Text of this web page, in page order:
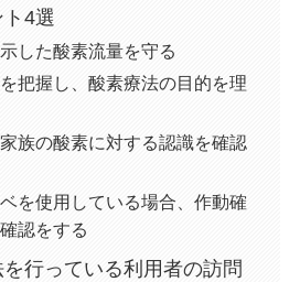
4選
した酸素流量を守る
把握し、酸素療法の目的を理
族の酸素に対する認識を確認
を使用している場合、作動確
認をする
行っている利用者の訪問